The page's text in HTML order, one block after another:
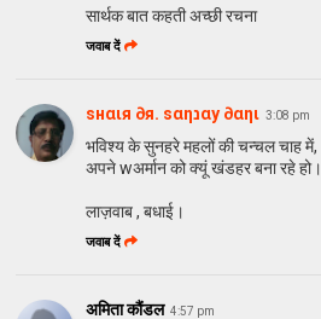
सार्थक बात कहती अच्छी रचना
जवाब दें
ѕнαιя ∂я. ѕαηנαу ∂αηι 3:08 pm
भविश्य के सुनहरे महलों की चन्चल चाह में,
अपने wअर्मान को क्यूं खंडहर बना रहे हो।
लाज़वाब , बधाई।
जवाब दें
अमिता कौंडल 4:57 pm